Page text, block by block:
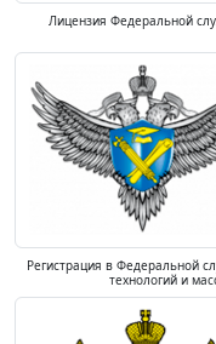
Лицензия Федеральной
Регистрация в Федеральной
технологий и